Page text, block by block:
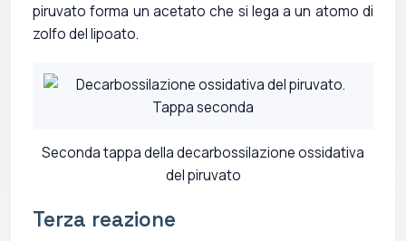
piruvato forma un acetato che si lega a un atomo di
zolfo del lipoato.
Seconda tappa della decarbossilazione ossidativa
del piruvato
Terza reazione